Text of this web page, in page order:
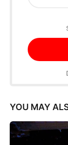
YOU MAY